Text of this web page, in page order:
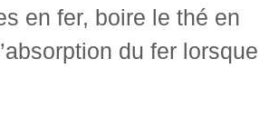
en fer, boire le thé en
du fer lorsque